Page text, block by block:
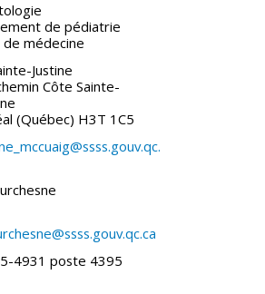
de pédiatrie
de médecine
Justine
Côte Sainte-
(Québec) H3T 1C5
4931 poste 4395